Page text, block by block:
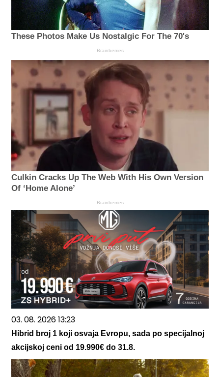
These Photos Make Us Nostalgic For The 70's
Brainberries
Culkin Cracks Up The Web With His Own Version
Of ‘Home Alone’
Brainberries
03. 08. 2026 13:23
Hibrid broj 1 koji osvaja Evropu, sada po specijalnoj
akcijskoj ceni od 19.990€ do 31.8.